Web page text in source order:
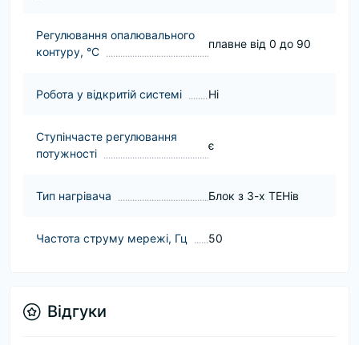
Регулювання опалювального
контуру, °С
плавне від 0 до 90
Робота у відкритій системі Нi
Ступінчасте регулювання
потужності
є
Тип нагрівача Блок з 3-х ТЕНів
Частота струму мережі, Гц 50
Відгуки